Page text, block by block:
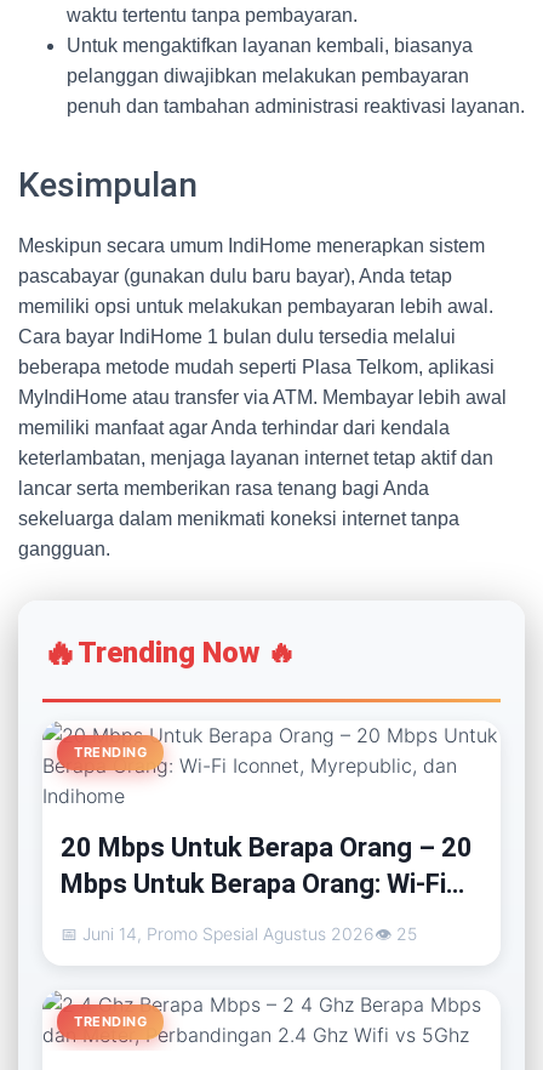
waktu tertentu tanpa pembayaran.
Untuk mengaktifkan layanan kembali, biasanya
pelanggan diwajibkan melakukan pembayaran
penuh dan tambahan administrasi reaktivasi layanan.
Kesimpulan
Meskipun secara umum IndiHome menerapkan sistem
pascabayar (gunakan dulu baru bayar), Anda tetap
memiliki opsi untuk melakukan pembayaran lebih awal.
Cara bayar IndiHome 1 bulan dulu tersedia melalui
beberapa metode mudah seperti Plasa Telkom, aplikasi
MyIndiHome atau transfer via ATM. Membayar lebih awal
memiliki manfaat agar Anda terhindar dari kendala
keterlambatan, menjaga layanan internet tetap aktif dan
lancar serta memberikan rasa tenang bagi Anda
sekeluarga dalam menikmati koneksi internet tanpa
gangguan.
🔥Trending Now 🔥
TRENDING
20 Mbps Untuk Berapa Orang – 20
Mbps Untuk Berapa Orang: Wi-Fi
Iconnet, Myrepublic, dan Indihome
📅 Juni 14, Promo Spesial Agustus 2026👁 25
TRENDING